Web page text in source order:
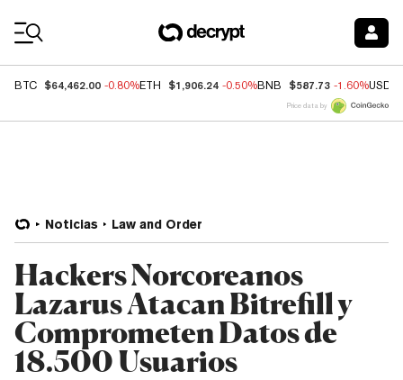
BTC $64,462.00 -0.80%ETH $1,906.24 -0.50%BNB $587.73 -1.60%USDC
Price data by
Noticias Law and Order
Hackers Norcoreanos
Lazarus Atacan Bitrefill y
Comprometen Datos de
18.500 Usuarios